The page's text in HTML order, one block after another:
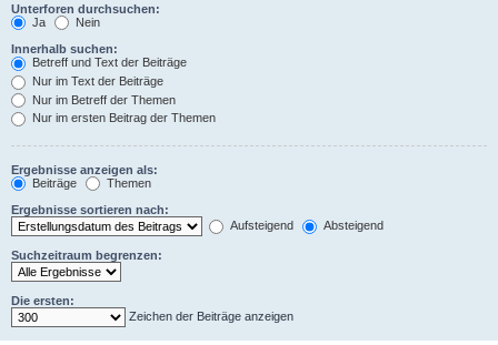
Unterforen durchsuchen:
Ja
Nein
Innerhalb suchen:
Betreff und Text der Beiträge
Nur im Text der Beiträge
Nur im Betreff der Themen
Nur im ersten Beitrag der Themen
Ergebnisse anzeigen als:
Beiträge
Themen
Ergebnisse sortieren nach:
Aufsteigend
Absteigend
Suchzeitraum begrenzen:
Die ersten:
Zeichen der Beiträge anzeigen